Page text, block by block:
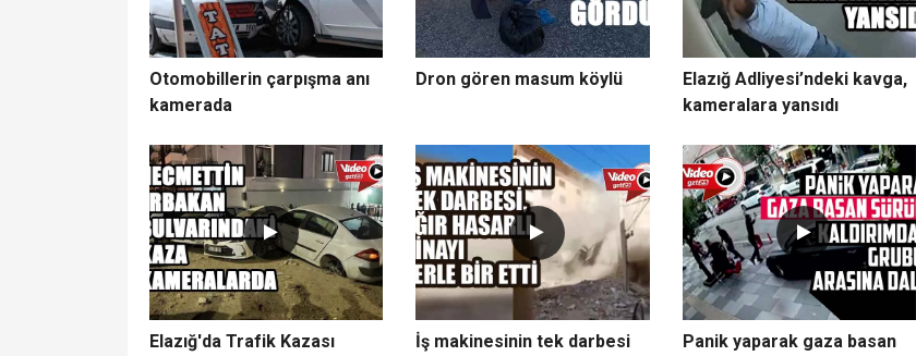
Otomobillerin çarpışma anı
kamerada
Dron gören masum köylü
Elazığ Adliyesi’ndeki kavga,
kameralara yansıdı
Elazığ'da Trafik Kazası
İş makinesinin tek darbesi
Panik yaparak gaza basan